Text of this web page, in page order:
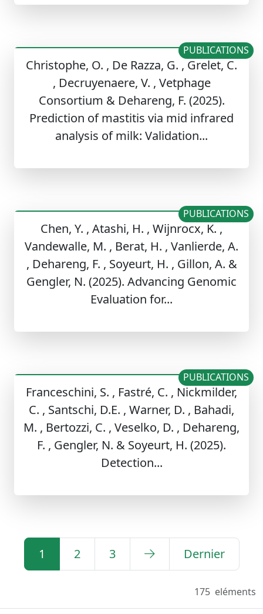
Christophe, O. , De Razza, G. , Grelet, C.
, Decruyenaere, V. , Vetphage
Consortium & Dehareng, F. (2025).
Prediction of mastitis via mid infrared
analysis of milk: Validation...
PUBLICATIONS
Chen, Y. , Atashi, H. , Wijnrocx, K. ,
Vandewalle, M. , Berat, H. , Vanlierde, A.
, Dehareng, F. , Soyeurt, H. , Gillon, A. &
Gengler, N. (2025). Advancing Genomic
Evaluation for...
PUBLICATIONS
Franceschini, S. , Fastré, C. , Nickmilder,
C. , Santschi, D.E. , Warner, D. , Bahadi,
M. , Bertozzi, C. , Veselko, D. , Dehareng,
F. , Gengler, N. & Soyeurt, H. (2025).
Detection...
PUBLICATIONS
1 2 3 Dernier
175 eléments